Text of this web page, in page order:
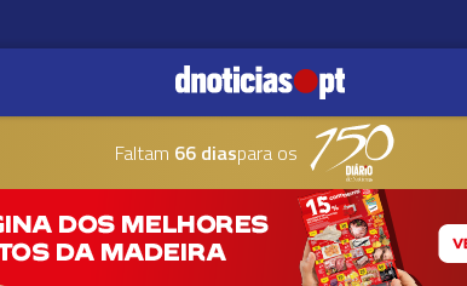
Faltam 66 diaspara os